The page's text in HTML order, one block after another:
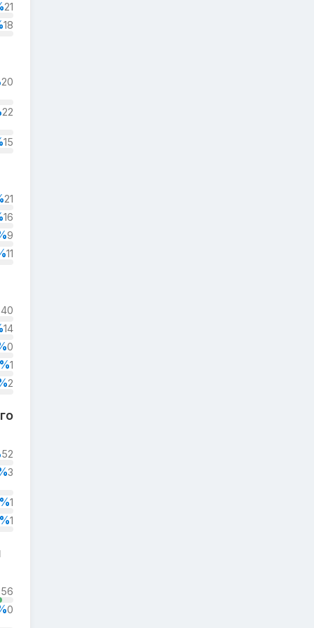
21
18
20
22
15
21
16
9
11
40
14
0
1
2
52
3
1
1
56
0